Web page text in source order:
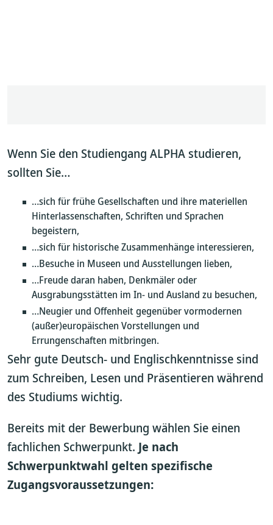
Wenn Sie den Studiengang ALPHA studieren,
sollten Sie…
…sich für frühe Gesellschaften und ihre materiellen
Hinterlassenschaften, Schriften und Sprachen
begeistern,
…sich für historische Zusammenhänge interessieren,
…Besuche in Museen und Ausstellungen lieben,
…Freude daran haben, Denkmäler oder
Ausgrabungsstätten im In- und Ausland zu besuchen,
…Neugier und Offenheit gegenüber vormodernen
(außer)europäischen Vorstellungen und
Errungenschaften mitbringen.
Sehr gute Deutsch- und Englischkenntnisse sind
zum Schreiben, Lesen und Präsentieren während
des Studiums wichtig.
Bereits mit der Bewerbung wählen Sie einen
fachlichen Schwerpunkt. Je nach
Schwerpunktwahl gelten spezifische
Zugangsvoraussetzungen: